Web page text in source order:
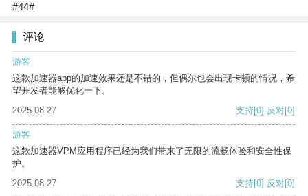
#44#
评论
游客
这款加速器app的加速效果还是不错的，但偶尔也会出现卡顿的情况，希
望开发者能够优化一下。
2025-08-27
支持[0] 反对[0]
游客
这款加速器VPM应用程序已经为我们带来了无限的流畅体验和安全性保
护。
2025-08-27
支持[0] 反对[0]